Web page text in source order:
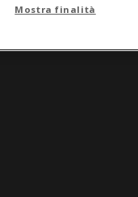
Mostra finalità